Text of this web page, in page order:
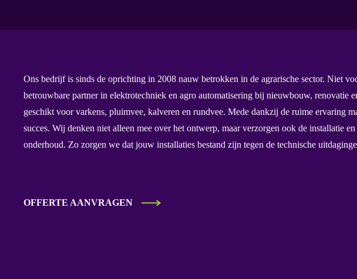
Ons bedrijf is sinds de oprichting in 2008 nauw betrokken in de agrarische sector. Niet
betrouwbare partner in elektrotechniek en agro automatisering bij nieuwbouw, renovatie
geschikt voor varkens, pluimvee, kalveren en rundvee. Mede dankzij de ruime ervaring
succes. Wij denken niet alleen mee over het ontwerp, maar verzorgen ook de installatie
onderhoud. Zo zorgen we dat jouw installaties bestand zijn tegen de technische
OFFERTE AANVRAGEN